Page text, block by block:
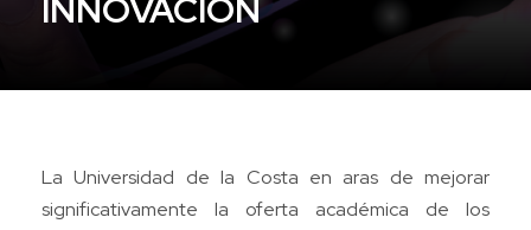
INNOVACIÓN
La Universidad de la Costa en aras de mejorar
significativamente la oferta académica de los